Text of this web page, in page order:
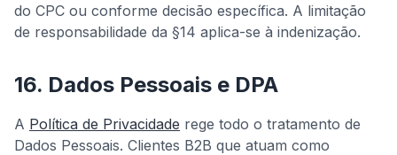
do CPC ou conforme decisão específica. A limitação
de responsabilidade da §14 aplica-se à indenização.
16. Dados Pessoais e DPA
A Política de Privacidade rege todo o tratamento de
Dados Pessoais. Clientes B2B que atuam como